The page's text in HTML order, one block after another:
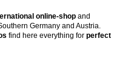
online-shop and
Germany and Austria.
find here everything for perfect